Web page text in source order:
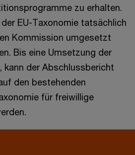
zu erhalten.
EU-Taxonomie tatsächlich
Kommission umgesetzt
Bis eine Umsetzung der
kann der Abschlussbericht
den bestehenden
für freiwillige